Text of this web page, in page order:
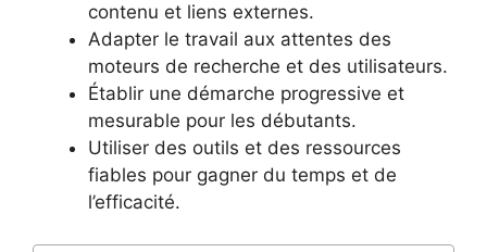
contenu et liens externes.
Adapter le travail aux attentes des
moteurs de recherche et des utilisateurs.
Établir une démarche progressive et
mesurable pour les débutants.
Utiliser des outils et des ressources
fiables pour gagner du temps et de
l’efficacité.